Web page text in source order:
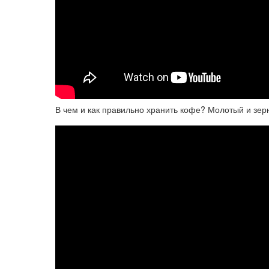
В чем и как правильно хранить кофе? Молотый и